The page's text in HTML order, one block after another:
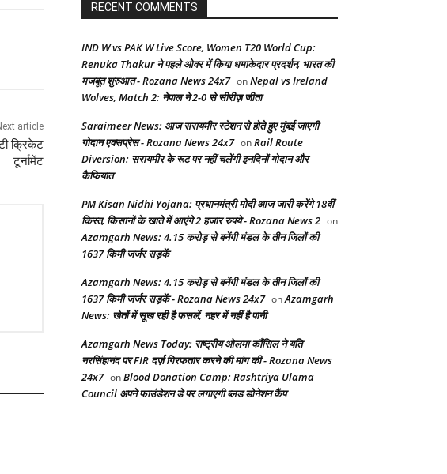
article
क्रिकेट
टूर्नामेंट
RECENT COMMENTS
IND W vs PAK W Live Score, Women T20 World Cup:
Renuka Thakur ने पहले ओवर में किया धमाकेदार प्रदर्शन, भारत की
मजबूत शुरुआत - Rozana News 24x7 onNepal vs Ireland
Wolves, Match 2: नेपाल ने 2-0 से सीरीज़ जीता
Saraimeer News: आज सरायमीर स्टेशन से होते हुए मुंबई जाएगी
गोदान एक्सप्रेस - Rozana News 24x7 onRail Route
Diversion: सरायमीर के रूट पर नहीं चलेंगी इनदिनों गोदान और
कैफियात
PM Kisan Nidhi Yojana: प्रधानमंत्री मोदी आज जारी करेंगे 18वीं
किस्त, किसानों के खाते में आएंगे 2 हजार रुपये - Rozana News 2 on
Azamgarh News: 4.15 करोड़ से बनेंगी मंडल के तीन जिलों की
1637 किमी जर्जर सड़कें
Azamgarh News: 4.15 करोड़ से बनेंगी मंडल के तीन जिलों की
1637 किमी जर्जर सड़कें - Rozana News 24x7 onAzamgarh
News: खेतों में सूख रही है फसलें, नहर में नहीं है पानी
Azamgarh News Today: राष्ट्रीय ओलमा कौंसिल ने यति
नरसिंहानंद पर FIR दर्ज़ गिरफतार करने की मांग की - Rozana News
24x7 onBlood Donation Camp: Rashtriya Ulama
Council अपने फाउंडेशन डे पर लगाएगी ब्लड डोनेशन कैंप